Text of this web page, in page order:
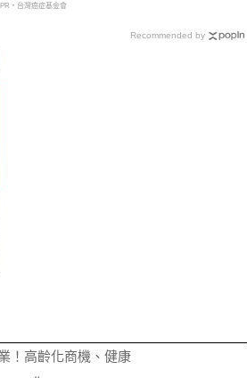
PR・台灣癌症基金會
Recommended by
！高齡化商機、健康